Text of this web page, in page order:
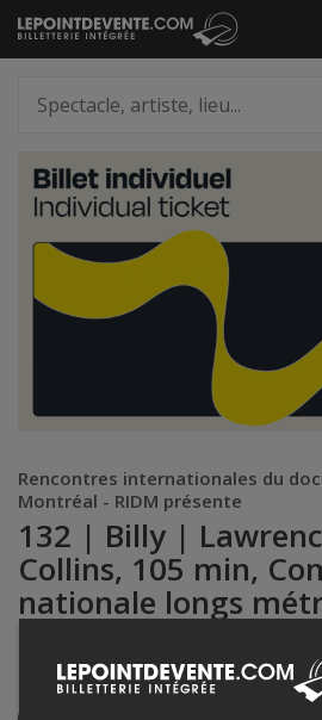
Passer
au
artiste,
lieu...
Rencontres internationales du
Montréal - RIDM présente
132 | Billy |
Collins, 105 min,
nationale longs
court métrage Le